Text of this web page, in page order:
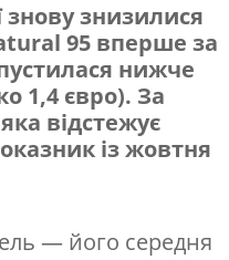
знову знизилися
95 вперше за
нижче
1,4 євро). За
відстежує
із жовтня
— його середня